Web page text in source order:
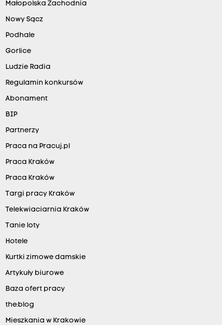
Małopolska Zachodnia
Nowy Sącz
Podhale
Gorlice
Ludzie Radia
Regulamin konkursów
Abonament
BIP
Partnerzy
Praca na Pracuj.pl
Praca Kraków
Praca Kraków
Targi pracy Kraków
Telekwiaciarnia Kraków
Tanie loty
Hotele
Kurtki zimowe damskie
Artykuły biurowe
Baza ofert pracy
the:blog
Mieszkania w Krakowie